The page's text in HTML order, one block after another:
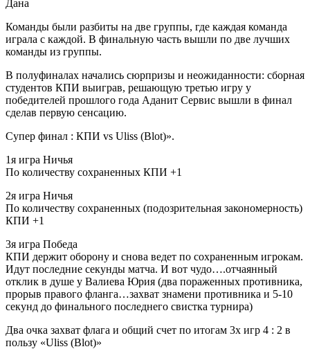
Дана
Команды были разбиты на две группы, где каждая команда
играла с каждой. В финальную часть вышли по две лучших
команды из группы.
В полуфиналах начались сюрпризы и неожиданности: сборная
студентов КПИ выиграв, решающую третью игру у
победителей прошлого года Аданит Сервис вышли в финал
сделав первую сенсацию.
Супер финал : КПИ vs Uliss (Blot)».
1я игра Ничья
По количеству сохраненных КПИ +1
2я игра Ничья
По количеству сохраненных (подозрительная закономерность)
КПИ +1
3я игра Победа
КПИ держит оборону и снова ведет по сохраненным игрокам.
Идут последние секунды матча. И вот чудо….отчаянный
отклик в душе у Валиева Юрия (два пораженных противника,
прорыв правого фланга…захват знамени противника и 5-10
секунд до финального последнего свистка турнира)
Два очка захват флага и общий счет по итогам 3х игр 4 : 2 в
пользу «Uliss (Blot)»